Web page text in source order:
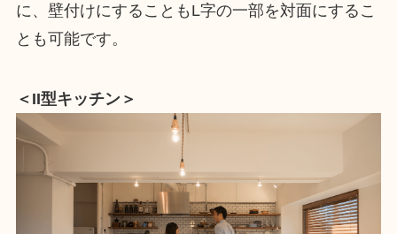
に、壁付けにすることもL字の一部を対面にするこ
とも可能です。
＜II型キッチン＞